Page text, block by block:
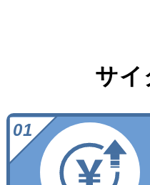
サイ